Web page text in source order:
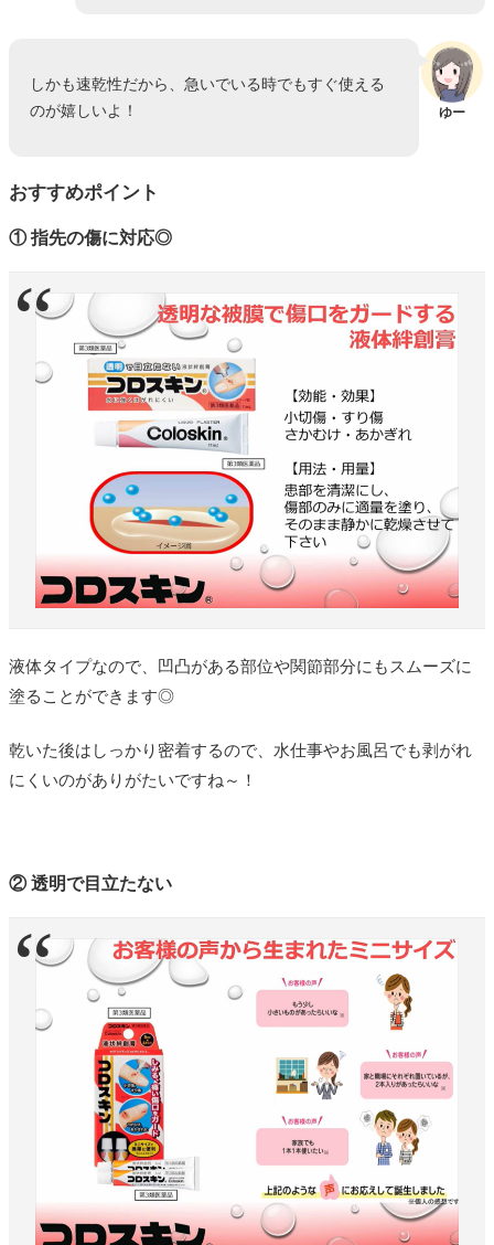
ゆー
しかも速乾性だから、急いでいる時でもすぐ使える
のが嬉しいよ！
おすすめポイント
①指先の傷に対応◎
液体タイプなので、凹凸がある部位や関節部分にもスムーズに
塗ることができます◎
乾いた後はしっかり密着するので、水仕事やお風呂でも剥がれ
にくいのがありがたいですね～！
② 透明で目立たない